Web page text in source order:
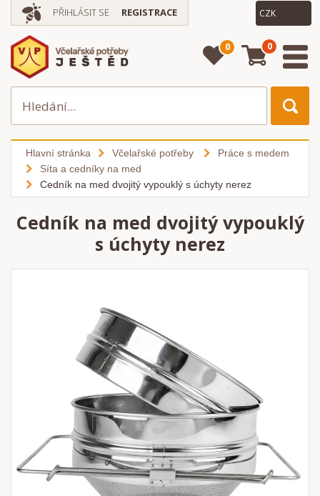
PŘIHLÁSIT SE REGISTRACE
0 0
Hlavní stránka Včelařské potřeby
Práce s medem
Síta a cedníky na med
Cedník na med dvojitý vypouklý s úchyty nerez
Cedník na med dvojitý vypouklý
s úchyty nerez